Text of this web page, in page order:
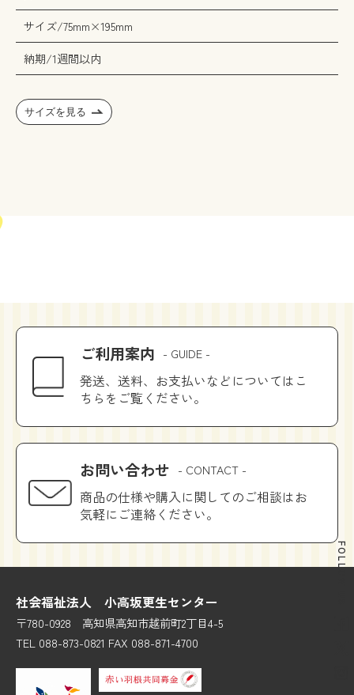
サイズ/75mm×195mm
納期/1週間以内
サイズを見る
ご利用案内 - GUIDE -
発送、送料、お支払いなどについてはこ
ちらをご覧ください。
お問い合わせ - CONTACT -
商品の仕様や購入に関してのご相談はお
気軽にご連絡ください。
社会福祉法人 小高坂更生センター
〒780-0928 高知県高知市越前町2丁目4-5
TEL 088-873-0821 FAX 088-871-4700
FOLLOW US